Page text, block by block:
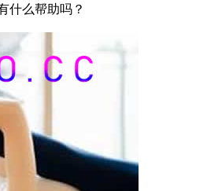
什么帮助吗？